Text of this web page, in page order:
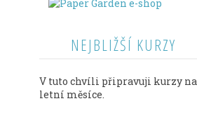
NEJBLIŽŠÍ KURZY
V tuto chvíli připravuji kurzy na
letní měsíce.